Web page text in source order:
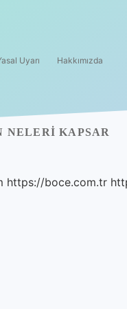
Uyarı Hakkımızda
NELERI KAPSAR
https://boce.com.tr